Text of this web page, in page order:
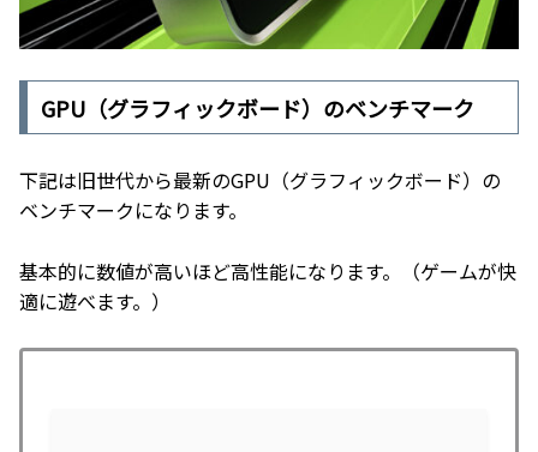
GPU（グラフィックボード）のベンチマーク
下記は旧世代から最新のGPU（グラフィックボード）の
ベンチマークになります。
基本的に数値が高いほど高性能になります。（ゲームが快
適に遊べます。）